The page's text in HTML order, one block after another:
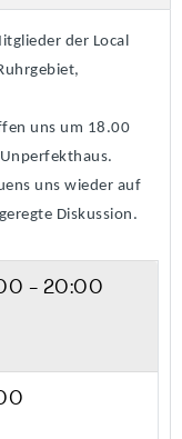
der Local
uns um 18.00
uns wieder auf
Diskussion.
- 20:00